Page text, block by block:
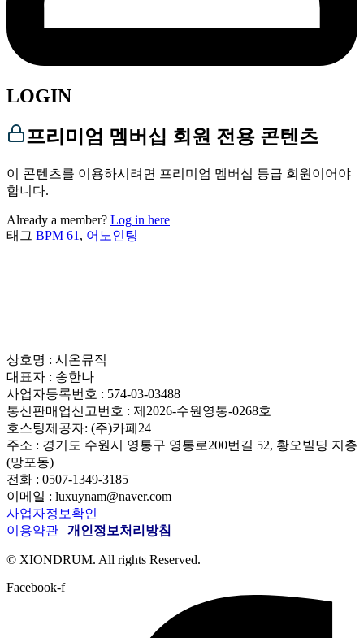
LOGIN
프리미엄 멤버십 회원 전용 콘텐츠
이 콘텐츠를 이용하시려면 프리미엄 멤버십 등급 회원이어야
합니다.
Already a member? Log in here
태그 BPM 61 , 어노인팅
상호명 : 시온뮤직
대표자 : 송한나
사업자등록번호 : 574-03-03488
통신판매업신고번호 : 제2026-수원영통-0268호
호스팅제공자: (주)카페24
주소 : 경기도 수원시 영통구 영통로200번길 52, 황오빌딩 지층
(망포동)
전화 : 0507-1349-3185
이메일 : luxuynam@naver.com
사업자정보확인
이용약관 | 개인정보처리방침
© XIONDRUM. All rights Reserved.
Facebook-f